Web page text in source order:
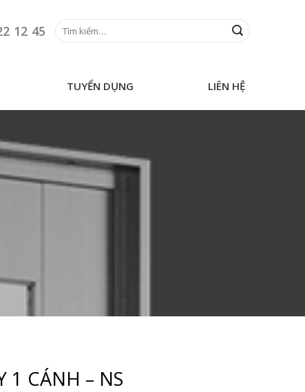
12 45
Tìm
TUYỂN DỤNG LIÊN HỆ
1 CÁNH – NS